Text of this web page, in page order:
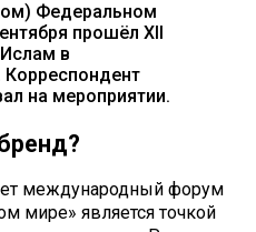
Федеральном
прошёл XII
в
Корреспондент
на мероприятии.
международный форум
мире» является точкой